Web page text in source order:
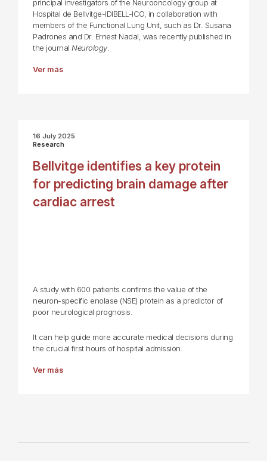
principal investigators of the Neurooncology group at
Hospital de Bellvitge-IDIBELL-ICO, in collaboration with
members of the Functional Lung Unit, such as Dr. Susana
Padrones and Dr. Ernest Nadal, was recently published in
the journal Neurology.
Ver más
16 July 2025
Research
Bellvitge identifies a key protein
for predicting brain damage after
cardiac arrest
A study with 600 patients confirms the value of the
neuron-specific enolase (NSE) protein as a predictor of
poor neurological prognosis.
It can help guide more accurate medical decisions during
the crucial first hours of hospital admission.
Ver más